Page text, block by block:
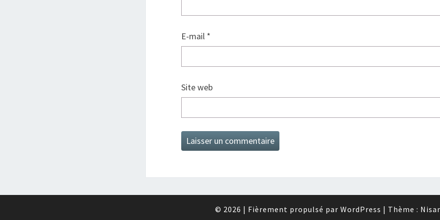
E-mail *
Site web
© 2026 | Fièrement propulsé par WordPress | Thème :